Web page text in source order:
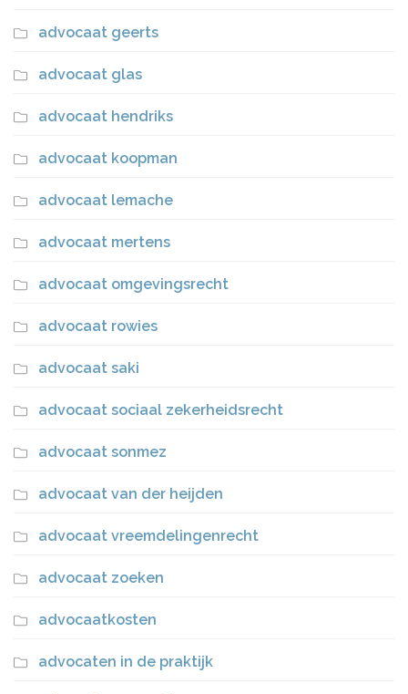
advocaat geerts
advocaat glas
advocaat hendriks
advocaat koopman
advocaat lemache
advocaat mertens
advocaat omgevingsrecht
advocaat rowies
advocaat saki
advocaat sociaal zekerheidsrecht
advocaat sonmez
advocaat van der heijden
advocaat vreemdelingenrecht
advocaat zoeken
advocaatkosten
advocaten in de praktijk